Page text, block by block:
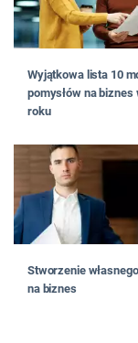
Wyjątkowa lista 10
pomysłów na biznes
roku
Stworzenie
na biznes